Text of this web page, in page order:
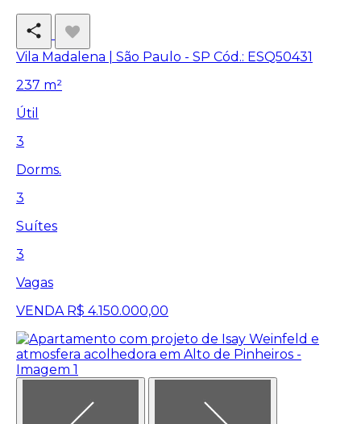
Vila Madalena | São Paulo - SP Cód.: ESQ50431
237 m²
Útil
3
Dorms.
3
Suítes
3
Vagas
VENDA R$ 4.150.000,00